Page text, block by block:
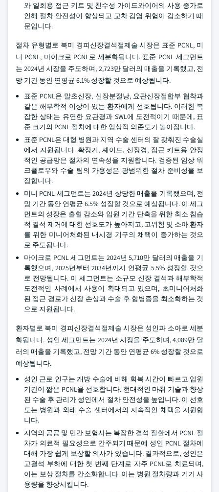
와 일회용 접근 키트 및 친수성 가이드와이어의 사용 증가로
인해 절차 안전성이 향상되고 교차 감염 위험이 감소하기 때
문입니다.
절차 유형별로 북미 경피신장결석절제술 시장은 표준 PCNL, 미
니 PCNL, 마이크로 PCNL로 세분화됩니다. 표준 PCNL 세그먼트
는 2024년 시장을 주도하며, 2,723만 달러의 매출을 기록했고, 전
망 기간 동안 연평균 6.1% 성장할 것으로 예상됩니다.
표준 PCNL은 말초신장, 신장분절낭, 요관신장접합부 협착과
같은 해부학적 이상이 있는 환자에게 선호됩니다. 이러한 복
잡한 상태는 유연한 요관경과 SWL에 도전적이기 때문에, 표
준 크기의 PCNL 절차에 대한 임상적 의존도가 높아집니다.
표준 PCNL은 대형 병원과 지역 수술 센터의 잘 갖춰진 수술실
에서 지원됩니다. 확장기, 셰이드, 신장경, 접근 키트용 안정
적인 공급망은 절차의 연속성을 지원합니다. 검증된 임상 워
크플로우와 수술 팀의 가용성은 광범위한 절차 준비성을 보
장합니다.
미니 PCNL 세그먼트는 2024년 상당한 매출을 기록했으며, 전
망 기간 동안 연평균 6.5% 성장할 것으로 예상됩니다. 이 세그
먼트의 성장은 출혈 감소와 입원 기간 단축을 위한 최소 침습
적 결석 제거에 대한 선호도가 높아지고, 고위험 및 소아 환자
를 위한 미니어처화된 내시경 기구의 채택이 증가하는 것으
로 주도됩니다.
마이크로 PCNL 세그먼트는 2024년 5,710만 달러의 매출을 기
록했으며, 2025년부터 2034년까지 연평균 5.5% 성장할 것으
로 전망됩니다. 이 세그먼트는 소규모 신장 결석과 해부학적
도전적인 사례에서 사용이 확대되고 있으며, 초미니어처화
된 접근 경로가 신장 손상과 수술 후 합병증을 최소화하는 것
으로 지원됩니다.
환자별로 북미 경피신장결석절제술 시장은 성인과 소아로 세분
화됩니다. 성인 세그먼트는 2024년 시장을 주도하며, 4,089만 달
러의 매출을 기록했고, 전망 기간 동안 연평균 6% 성장할 것으로
예상됩니다.
성인 근로 인구는 개방 수술에 비해 회복 시간이 빠르고 입원
기간이 짧은 PCNL을 선호합니다. 현대적인 마취 기술과 향상
된 수술 후 관리가 성인에서 절차 안전성을 높입니다. 이 선호
도는 병원과 외래 수술 센터에서의 지속적인 채택을 지원합
니다.
지역의 공공 및 민간 보험사는 복잡한 결석 질환에서 PCNL 절
차가 의료적 필요성으로 간주되기 때문에 성인 PCNL 절차에
대해 가장 쉽게 보상할 의사가 있습니다. 결과적으로, 성인은
고결석 부하에 대한 첫 번째 단계로 자주 PCNL로 치료되며,
이는 보상 절차를 간소화합니다. 이는 병원 절차량과 기기 사
용량을 향상시킵니다.